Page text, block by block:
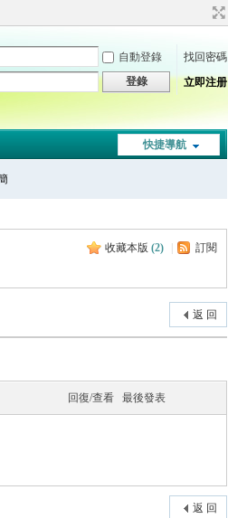
自動登錄
找回密碼
登錄 立即注册
快捷導航
收藏本版 (2) 訂閱
返 回
回復/查看 最後發表
返 回